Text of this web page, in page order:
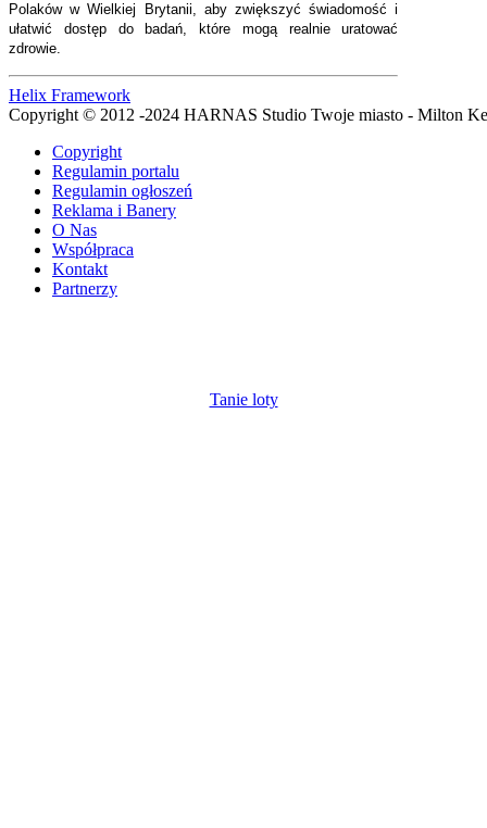
Polaków w Wielkiej Brytanii, aby zwiększyć świadomość i
ułatwić dostęp do badań, które mogą realnie uratować
zdrowie.
Helix Framework
Copyright © 2012 -2024 HARNAS Studio Twoje miasto - Milton
Copyright
Regulamin portalu
Regulamin ogłoszeń
Reklama i Banery
O Nas
Współpraca
Kontakt
Partnerzy
Tanie loty